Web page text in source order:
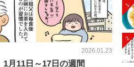
2026.01.23
1月11日～17日の週間
1
2